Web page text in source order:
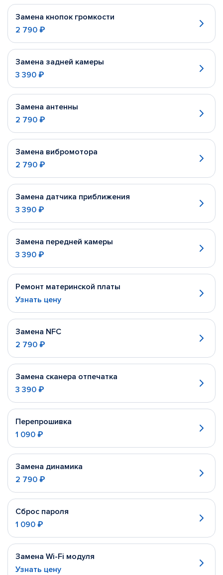
Замена кнопок громкости
2 790 ₽
Замена задней камеры
3 390 ₽
Замена антенны
2 790 ₽
Замена вибромотора
2 790 ₽
Замена датчика приближения
3 390 ₽
Замена передней камеры
3 390 ₽
Ремонт материнской платы
Узнать цену
Замена NFC
2 790 ₽
Замена сканера отпечатка
3 390 ₽
Перепрошивка
1 090 ₽
Замена динамика
2 790 ₽
Сброс пароля
1 090 ₽
Замена Wi-Fi модуля
Узнать цену